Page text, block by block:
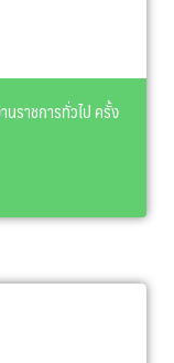
ราชการทั่วไป ครั้ง